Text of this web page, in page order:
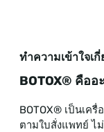
ทำความเข้าใจเ
BOTOX® คืออ
BOTOX® เป็นเค
ตามใบสั่งแพทย์